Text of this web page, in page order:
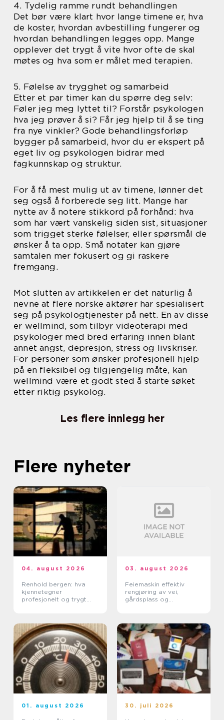
4. Tydelig ramme rundt behandlingen
Det bør være klart hvor lange timene er, hva
de koster, hvordan avbestilling fungerer og
hvordan behandlingen legges opp. Mange
opplever det trygt å vite hvor ofte de skal
møtes og hva som er målet med terapien.
5. Følelse av trygghet og samarbeid
Etter et par timer kan du spørre deg selv:
Føler jeg meg lyttet til? Forstår psykologen
hva jeg prøver å si? Får jeg hjelp til å se ting
fra nye vinkler? Gode behandlingsforløp
bygger på samarbeid, hvor du er ekspert på
eget liv og psykologen bidrar med
fagkunnskap og struktur.
For å få mest mulig ut av timene, lønner det
seg også å forberede seg litt. Mange har
nytte av å notere stikkord på forhånd: hva
som har vært vanskelig siden sist, situasjoner
som trigget sterke følelser, eller spørsmål de
ønsker å ta opp. Små notater kan gjøre
samtalen mer fokusert og gi raskere
fremgang.
Mot slutten av artikkelen er det naturlig å
nevne at flere norske aktører har spesialisert
seg på psykologtjenester på nett. En av disse
er wellmind, som tilbyr videoterapi med
psykologer med bred erfaring innen blant
annet angst, depresjon, stress og livskriser.
For personer som ønsker profesjonell hjelp
på en fleksibel og tilgjengelig måte, kan
wellmind være et godt sted å starte søket
etter riktig psykolog.
Les flere innlegg her
Flere nyheter
04. august 2026
Renhold bergen: hva
kjennetegner
profesjonelt og trygt
03. august 2026
Feiemaskin effektiv
rengjøring av vei,
gårdsplass og
01. august 2026 30. juli 2026